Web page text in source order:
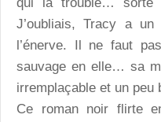
J’oubliais, Tracy a un
l’énerve. Il ne faut
sauvage en elle… sa
irremplaçable et un peu
Ce roman noir flirte